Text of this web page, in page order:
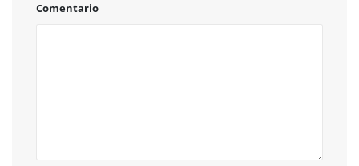
Comentario